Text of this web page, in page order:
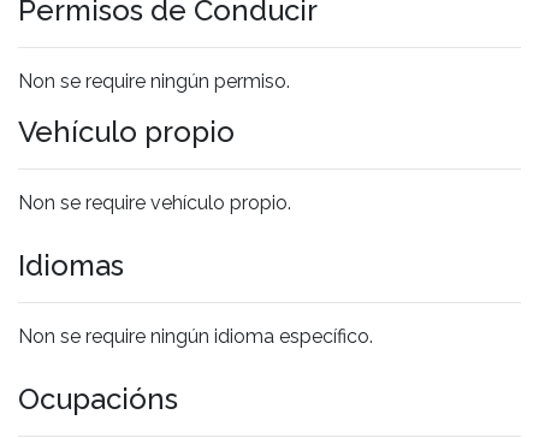
Permisos de Conducir
Non se require ningún permiso.
Vehículo propio
Non se require vehículo propio.
Idiomas
Non se require ningún idioma específico.
Ocupacións